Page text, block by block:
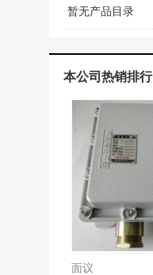
暂无产品目录
本公司热销排行
面议